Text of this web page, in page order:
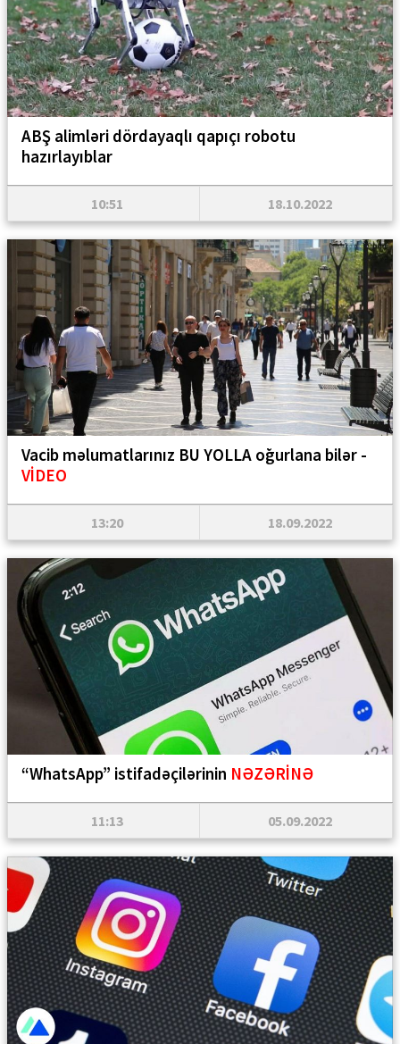
ABŞ alimləri dördayaqlı qapıçı robotu
hazırlayıblar
10:51 18.10.2022
Vacib məlumatlarınız BU YOLLA oğurlana bilər -
VİDEO
13:20 18.09.2022
“WhatsApp” istifadəçilərinin NƏZƏRİNƏ
11:13 05.09.2022